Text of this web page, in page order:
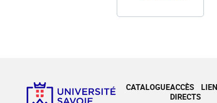
CATALOGUEACCÈS
DIRECTS